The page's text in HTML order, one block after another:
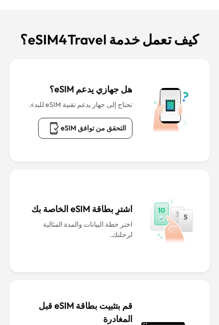
كيف تعمل خدمة eSIM4Travel؟
هل جهازي يدعم eSIM؟
تحتاج إلى جهاز يدعم تقنية eSIM للبدء.
التحقق من توافق eSIM
اشترِ بطاقة eSIM الخاصة بك
اختر خطة البيانات والمدة المثالية
لرحلتك.
قم بتثبيت بطاقة eSIM قبل
المغادرة